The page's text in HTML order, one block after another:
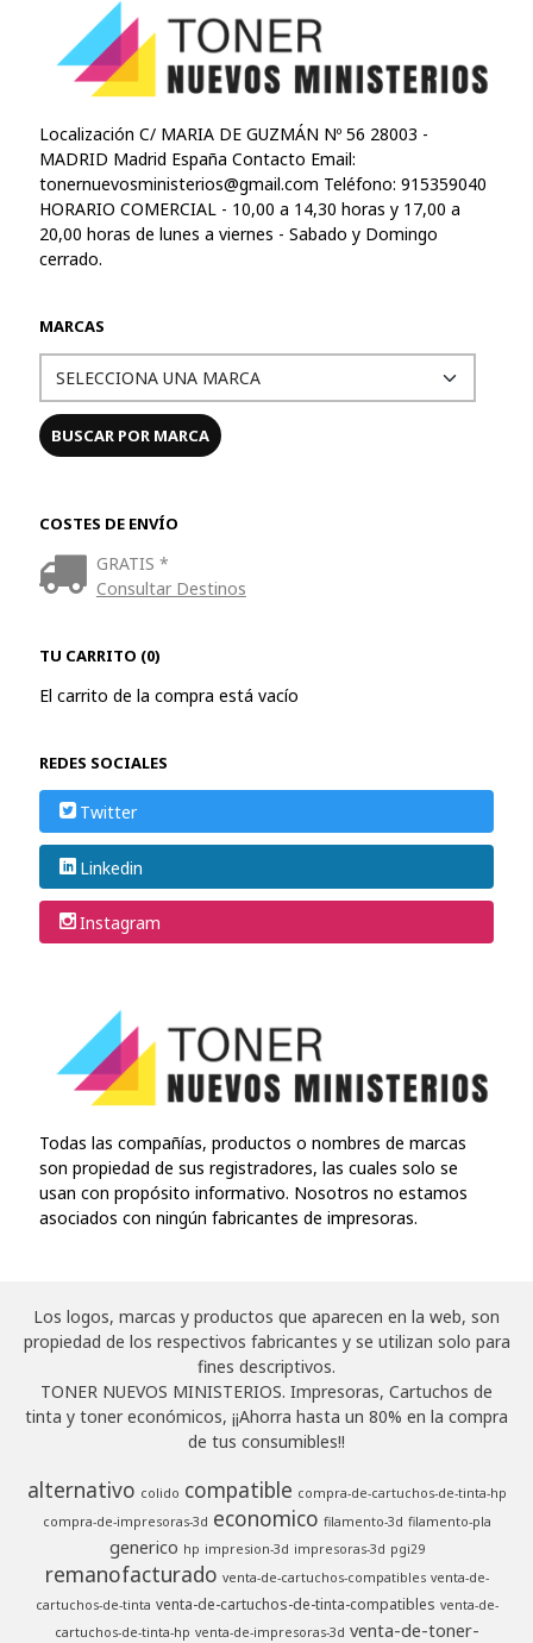
Localización C/ MARIA DE GUZMÁN Nº 56 28003 -
MADRID Madrid España Contacto Email:
tonernuevosministerios@gmail.com Teléfono: 915359040
HORARIO COMERCIAL - 10,00 a 14,30 horas y 17,00 a
20,00 horas de lunes a viernes - Sabado y Domingo
cerrado.
MARCAS
COSTES DE ENVÍO
GRATIS *
Consultar Destinos
TU CARRITO (0)
El carrito de la compra está vacío
REDES SOCIALES
Twitter
Linkedin
Instagram
Todas las compañías, productos o nombres de marcas
son propiedad de sus registradores, las cuales solo se
usan con propósito informativo. Nosotros no estamos
asociados con ningún fabricantes de impresoras.
Los logos, marcas y productos que aparecen en la web, son
propiedad de los respectivos fabricantes y se utilizan solo para
fines descriptivos.
TONER NUEVOS MINISTERIOS. Impresoras, Cartuchos de
tinta y toner económicos, ¡¡Ahorra hasta un 80% en la compra
de tus consumibles!!
alternativo colido compatible compra-de-cartuchos-de-tinta-hp
compra-de-impresoras-3d economico filamento-3d filamento-pla
generico hp impresion-3d impresoras-3d pgi29
remanofacturado venta-de-cartuchos-compatibles venta-de-
cartuchos-de-tinta venta-de-cartuchos-de-tinta-compatibles venta-de-
cartuchos-de-tinta-hp venta-de-impresoras-3d venta-de-toner-